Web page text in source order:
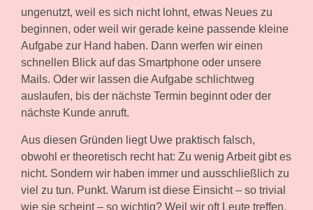
ungenutzt, weil es sich nicht lohnt, etwas Neues zu
beginnen, oder weil wir gerade keine passende kleine
Aufgabe zur Hand haben. Dann werfen wir einen
schnellen Blick auf das Smartphone oder unsere
Mails. Oder wir lassen die Aufgabe schlichtweg
auslaufen, bis der nächste Termin beginnt oder der
nächste Kunde anruft.
Aus diesen Gründen liegt Uwe praktisch falsch,
obwohl er theoretisch recht hat: Zu wenig Arbeit gibt es
nicht. Sondern wir haben immer und ausschließlich zu
viel zu tun. Punkt. Warum ist diese Einsicht – so trivial
wie sie scheint – so wichtig? Weil wir oft Leute treffen,